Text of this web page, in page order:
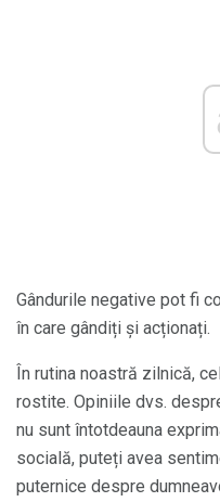
Gândurile negative pot fi
în care gândiți și acționați.
În rutina noastră zilnică,
rostite. Opiniile dvs.
nu sunt întotdeauna
socială, puteți avea
puternice despre